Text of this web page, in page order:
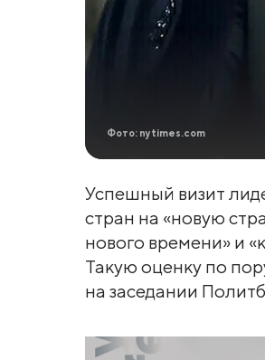
Фото: nytimes.com
Успешный визит
стран на «новую
нового времени» и
Такую оценку по
на заседании